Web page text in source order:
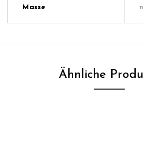
Masse
Ähnliche